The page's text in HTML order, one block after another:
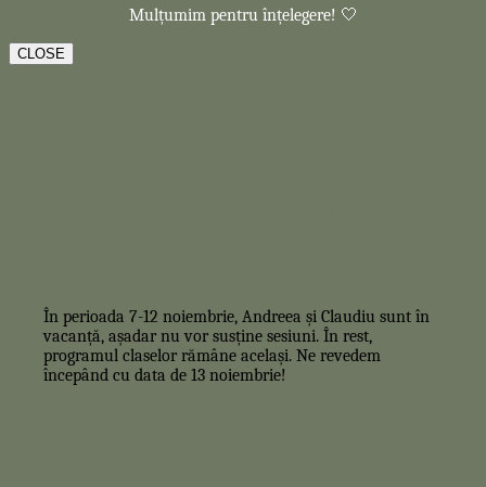
Mulțumim pentru înțelegere! 🤍
CLOSE
În perioada 7-12 noiembrie, Andreea și Claudiu sunt în
vacanță, așadar nu vor susține sesiuni. În rest,
programul claselor rămâne același. Ne revedem
începând cu data de 13 noiembrie!